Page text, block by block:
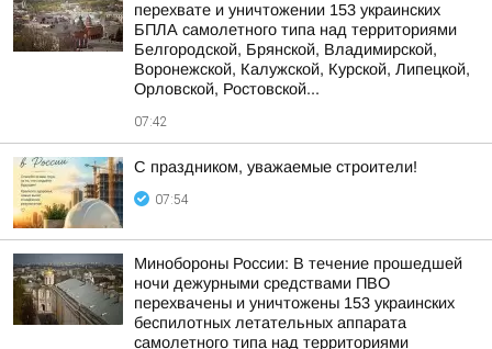
перехвате и уничтожении 153 украинских
БПЛА самолетного типа над территориями
Белгородской, Брянской, Владимирской,
Воронежской, Калужской, Курской, Липецкой,
Орловской, Ростовской...
07:42
С праздником, уважаемые строители!
07:54
Минобороны России: В течение прошедшей
ночи дежурными средствами ПВО
перехвачены и уничтожены 153 украинских
беспилотных летательных аппарата
самолетного типа над территориями